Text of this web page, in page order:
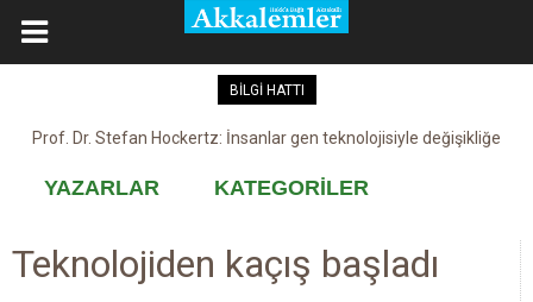
BİLGİ HATTI
Prof. Dr. Stefan Hockertz: İnsanlar gen teknolojisiyle değişikliğe
Kovid-19 aşısı, devşirme ve kobay!
YAZARLAR KATEGORİLER
Teknolojiden kaçış başladı